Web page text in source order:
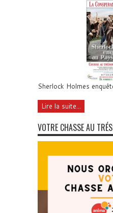
Sherlock Holmes
Lire la suite...
VOTRE CHASSE AU